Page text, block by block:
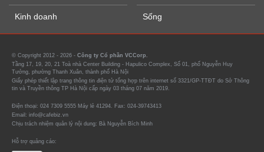
Kinh doanh Sống
© Copyright 2012 - 2026 - Công ty Cổ phần VCCorp.
Tầng 17, 19, 20, 21 Toà nhà Center Building - Hapulico Complex, Số 01, phố Nguyễn Huy
Tưởng, phường Thanh Xuân, thành phố Hà Nội
Giấy phép thiết lập trang thông tin điện tử tổng hợp trên internet số 3321/GP-TTĐT do Sở Thông
tin và Truyền thông TP Hà Nội cấp ngày 03 tháng 07 năm 2019.
Điện thoại: 024 7309 5555 Máy lẻ 41294. Fax: 024-39743413
Email: info@cafebiz.vn
Chịu trách nhiệm quản lý nội dung: Bà Nguyễn Bích Minh
Hỗ trợ quảng cáo: